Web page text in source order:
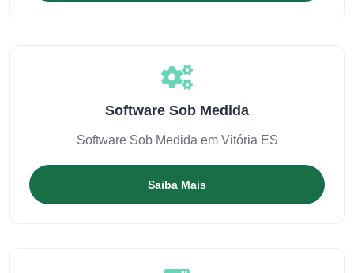
Software Sob Medida
Software Sob Medida em Vitória ES
Saiba Mais